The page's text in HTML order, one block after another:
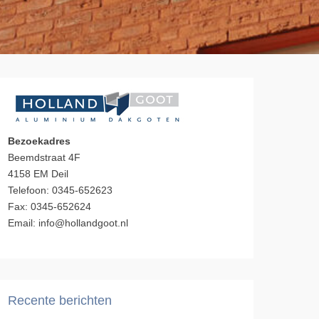
Bezoekadres
Beemdstraat 4F
4158 EM Deil
Telefoon: 0345-652623
Fax: 0345-652624
Email: info@hollandgoot.nl
Recente berichten